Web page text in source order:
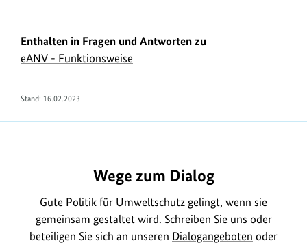
Enthalten in Fragen und Antworten zu
eANV - Funktionsweise
Stand: 16.02.2023
Wege zum Dialog
Gute Politik für Umweltschutz gelingt, wenn sie
gemeinsam gestaltet wird. Schreiben Sie uns oder
beteiligen Sie sich an unseren Dialogangeboten oder